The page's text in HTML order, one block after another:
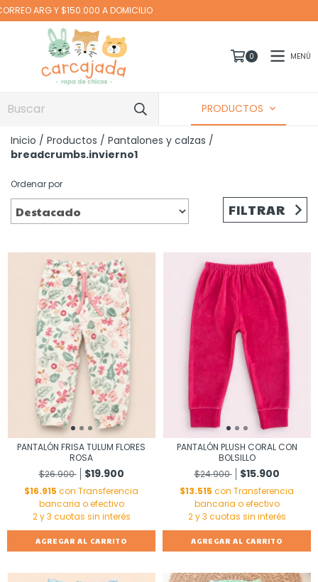
Envío gratis $110.000 A CABA EN MOTO Y
0 MENÚ
PRODUCTOS
Inicio / Productos / Pantalones y calzas /
breadcrumbs.invierno1
Ordenar por
FILTRAR
PANTALÓN FRISA TULUM FLORES
ROSA
$26.900
$19.900
$16.915 con Transferencia
bancaria o efectivo
AGREGAR AL CARRITO
PANTALÓN PLUSH CORAL CON
BOLSILLO
$24.900
$15.900
$13.515 con Transferencia
bancaria o efectivo
AGREGAR AL CARRITO